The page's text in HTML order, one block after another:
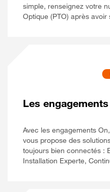
simple, renseignez votre
Optique (PTO) après
Les
Avec les engagements
vous propose des
toujours bien connectés :
Installation Experte,